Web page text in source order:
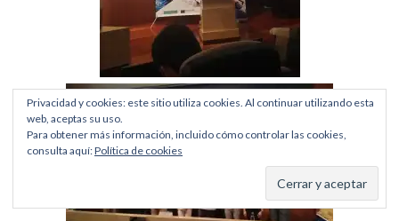
Privacidad y cookies: este sitio utiliza cookies. Al continuar utilizando esta
web, aceptas su uso.
Para obtener más información, incluido cómo controlar las cookies,
consulta aquí:Política de cookies